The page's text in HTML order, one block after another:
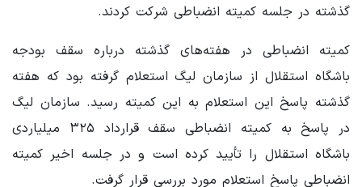
گذشته در جلسه کمیته انضباطی شرکت کردند.
کمیته انضباطی در هفته‌های گذشته درباره سقف بودجه
باشگاه استقلال از سازمان لیگ استعلام گرفته بود که هفته
گذشته پاسخ این استعلام به این کمیته رسید. سازمان لیگ
در پاسخ به کمیته انضباطی سقف قرارداد ۳۲۵ میلیاردی
باشگاه استقلال را تأیید کرده است و در جلسه اخیر کمیته
انضباطی پاسخ استعلام مورد بررسی قرار گرفت.